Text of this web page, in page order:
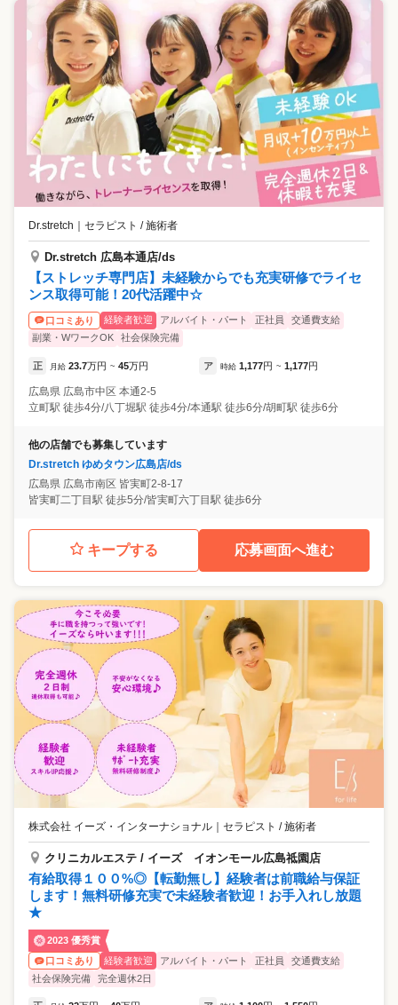
Dr.stretch セラピスト / 施術者
Dr.stretch 広島本通店/ds
【ストレッチ専門店】未経験からでも充実研修でライセ
ンス取得可能！20代活躍中☆
口コミあり 経験者歓迎 アルバイト・パート 正社員
交通費支給
副業・WワークOK
社会保険完備
正 月給 23.7万円 ~ 45万円 ア 時給 1,177円 ~ 1,177円
広島県 広島市中区 本通2-5
立町駅 徒歩4分/八丁堀駅 徒歩4分/本通駅 徒歩6分/胡町駅 徒歩6分
他の店舗でも募集しています
Dr.stretch ゆめタウン広島店/ds
広島県 広島市南区 皆実町2-8-17
皆実町二丁目駅 徒歩5分/皆実町六丁目駅 徒歩6分
キープする 応募画面へ進む
株式会社 イーズ・インターナショナル セラピスト / 施術者
クリニカルエステ / イーズ イオンモール広島祗園店
有給取得１００%◎【転勤無し】経験者は前職給与保証
します！無料研修充実で未経験者歓迎！お手入れし放題
★
2023 優秀賞
口コミあり
経験者歓迎 アルバイト・パート 正社員
交通費支給
社会保険完備
完全週休2日